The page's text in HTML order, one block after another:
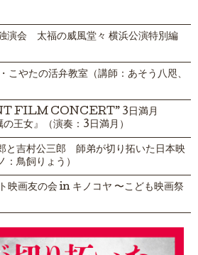
演会 太福の威風堂々 横浜公演特別編
やたの活弁教室（講師：あそう八咫、
FILM CONCERT” 3日満月
女』（演奏：3日満月）
と吉村公三郎 師弟が切り拓いた日本映
鳥飼りょう）
映画友の会 in キノコヤ 〜こども映画祭